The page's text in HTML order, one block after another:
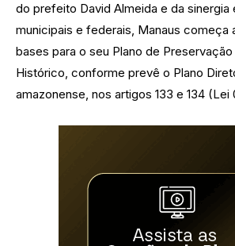
do prefeito David Almeida e da sinergia
municipais e federais, Manaus começa
bases para o seu Plano de
Histórico, conforme prevê o Plano
amazonense, nos artigos 133 e 134 (Lei